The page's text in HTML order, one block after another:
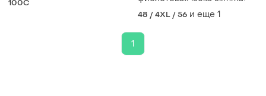
100C
48 / 4XL / 56 и еще 1
1